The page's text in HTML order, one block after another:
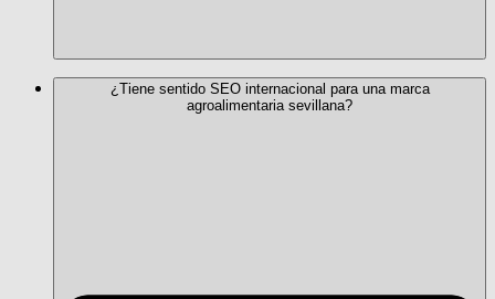
¿Tiene sentido SEO internacional para una marca
agroalimentaria sevillana?